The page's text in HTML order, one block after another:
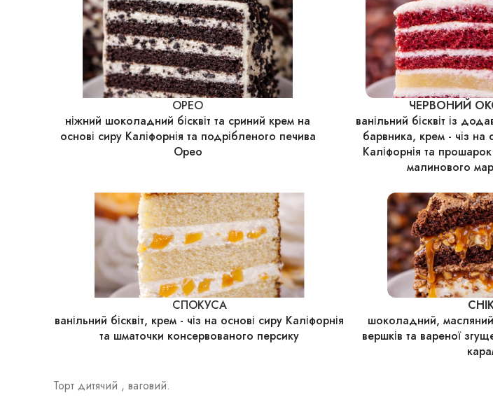
ОРЕО
ніжний шоколадний бісквіт та сриний крем на
основі сиру Каліфорнія та подрібленого печива
Орео
ЧЕРВОНИЙ
ванільний бісквіт із
барвника, крем - чіз на
Каліфорнія та
малинового
СПОКУСА
ванільний бісквіт, крем - чіз на основі сиру Каліфорнія
та шматочки консервованого персику
шоколадний, масляний
вершків та вареної
Торт дитячий , ваговий.